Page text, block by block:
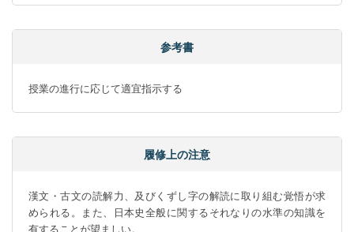
参考書
授業の進行に応じて適宜指示する
履修上の注意
漢文・古文の読解力、及びくずし字の解読に取り組む覚悟が求
められる。また、日本史全般に関するそれなりの水準の知識を
有することが望ましい。